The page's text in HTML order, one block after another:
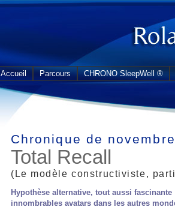
Accueil Parcours CHRONO SleepWell ®
Chronique de
Total Recall
(Le modèle constructiviste,
Hypothèse alternative, tout aussi
innombrables avatars dans les autres